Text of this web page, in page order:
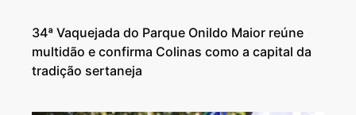
34ª Vaquejada do Parque Onildo Maior reúne
multidão e confirma Colinas como a capital da
tradição sertaneja